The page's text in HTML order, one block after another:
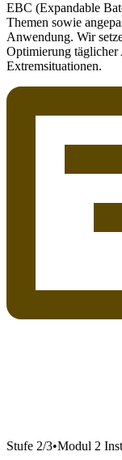
EBC (Expandable
Themen sowie
Anwendung. Wir
Optimierung täglicher
Extremsituationen.
Stufe 2/3•Modul 2